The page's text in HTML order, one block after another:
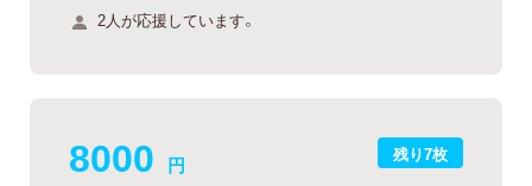
2人が応援しています。
残り7枚
8000 円